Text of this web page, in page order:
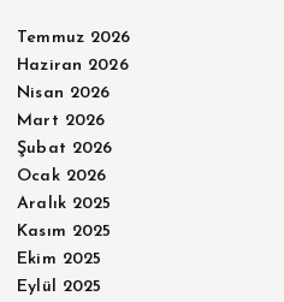
Temmuz 2026
Haziran 2026
Nisan 2026
Mart 2026
Şubat 2026
Ocak 2026
Aralık 2025
Kasım 2025
Ekim 2025
Eylül 2025